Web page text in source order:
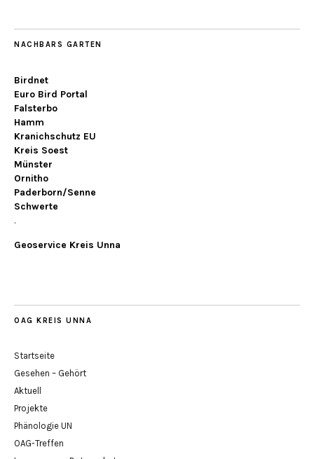
NACHBARS GARTEN
Birdnet
Euro Bird Portal
Falsterbo
Hamm
Kranichschutz EU
Kreis Soest
Münster
Ornitho
Paderborn/Senne
Schwerte
.
Geoservice Kreis Unna
OAG KREIS UNNA
Startseite
Gesehen – Gehört
Aktuell
Projekte
Phänologie UN
OAG-Treffen